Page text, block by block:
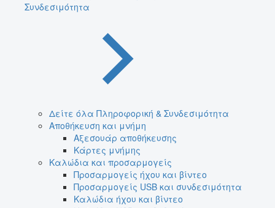
Συνδεσιμότητα
Δείτε όλα Πληροφορική & Συνδεσιμότητα
Αποθήκευση και μνήμη
Αξεσουάρ αποθήκευσης
Κάρτες μνήμης
Καλώδια και προσαρμογείς
Προσαρμογείς ήχου και βίντεο
Προσαρμογείς USB και συνδεσιμότητα
Καλώδια ήχου και βίντεο